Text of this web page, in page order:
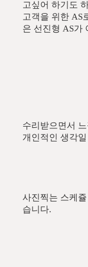
고싶어 하기도
고객을 위한 AS
은 선진형 AS가
수리받으면서
개인적인 생각
사진찍는 스케
습니다.